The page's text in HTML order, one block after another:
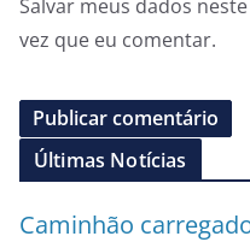
Salvar meus dados
vez que eu comentar.
Últimas Notícias
Caminhão